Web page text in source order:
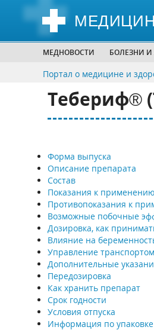
МЕДНОВОСТИ БОЛЕЗНИ И
Портал о медицине и
Тебериф®
Форма выпуска
Описание препарата
Состав
Показания к применению
Противопоказания к
Возможные побочные
Дозировка, как
Влияние на
Управление транспортом
Дополнительные
Передозировка
Как хранить препарат
Срок годности
Условия отпуска
Информация по упаковке